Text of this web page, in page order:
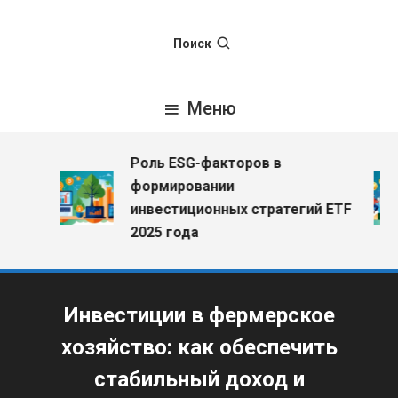
Поиск
Меню
Роль ESG-факторов в
формировании
инвестиционных стратегий ETF
2025 года
Инвестиции в фермерское
хозяйство: как обеспечить
стабильный доход и